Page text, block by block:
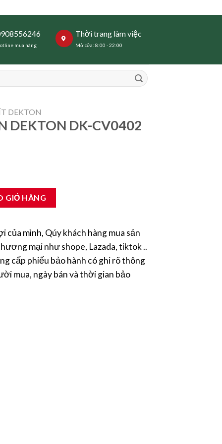
mua hàng
Thời trang làm việc
Mở cửa: 8:00 - 22:00
DEKTON
DEKTON DK-CV0402
Gen2 số lượng
GIỎ HÀNG
của mình, Qúy khách hàng mua sản
mại như shope, Lazada, tiktok ..
cấp phiếu bảo hành có ghi rõ thông
mua, ngày bán và thời gian bảo